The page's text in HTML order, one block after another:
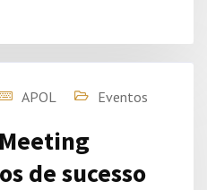
APOL Eventos
de sucesso